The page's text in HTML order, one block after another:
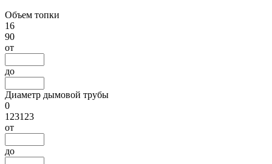
Объем топки
16
90
от
до
Диаметр дымовой трубы
0
123123
от
до